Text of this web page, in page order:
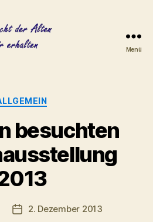
Menü
Kategorien
besuchten
Veröffentlichungsdatum
2. Dezember 2013